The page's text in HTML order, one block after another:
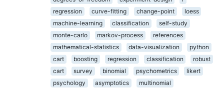
regression
curve-fitting change-point
loess
machine-learning
classification
self-study
monte-carlo
markov-process
references
mathematical-statistics
data-visualization
python
cart
boosting regression classification
robust
cart
survey binomial psychometrics
likert
psychology
asymptotics multinomial